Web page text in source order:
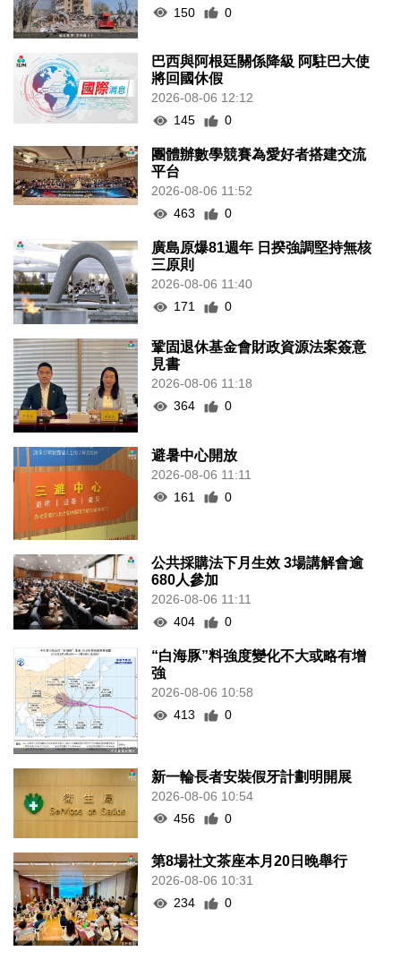
150 0
巴西與阿根廷關係降級 阿駐巴大使
將回國休假
2026-08-06 12:12
145
0
團體辦數學競賽為愛好者搭建交流
平台
2026-08-06 11:52
463
0
廣島原爆81週年 日揆強調堅持無核
三原則
2026-08-06 11:40
171
0
鞏固退休基金會財政資源法案簽意
見書
2026-08-06 11:18
364
0
避暑中心開放
2026-08-06 11:11
161
0
公共採購法下月生效 3場講解會逾
680人參加
2026-08-06 11:11
404
0
“白海豚”料強度變化不大或略有增
強
2026-08-06 10:58
413
0
新一輪長者安裝假牙計劃明開展
2026-08-06 10:54
456
0
第8場社文茶座本月20日晚舉行
2026-08-06 10:31
234
0